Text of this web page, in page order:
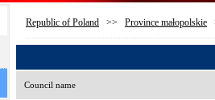
Republic of Poland >> Province małopolskie
Council name